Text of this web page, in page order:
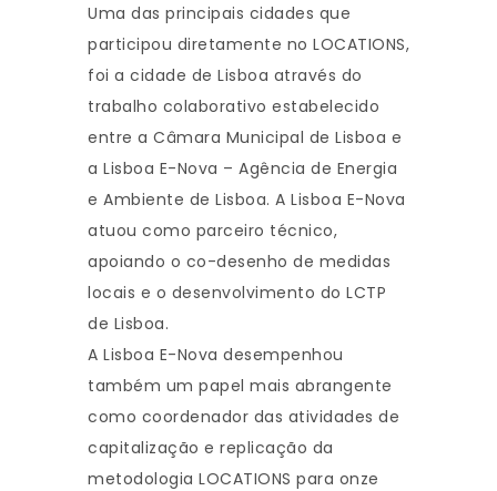
Uma das principais cidades que
participou diretamente no LOCATIONS,
foi a cidade de Lisboa através do
trabalho colaborativo estabelecido
entre a Câmara Municipal de Lisboa e
a Lisboa E-Nova – Agência de Energia
e Ambiente de Lisboa. A Lisboa E-Nova
atuou como parceiro técnico,
apoiando o co-desenho de medidas
locais e o desenvolvimento do LCTP
de Lisboa.
A Lisboa E-Nova desempenhou
também um papel mais abrangente
como coordenador das atividades de
capitalização e replicação da
metodologia LOCATIONS para onze